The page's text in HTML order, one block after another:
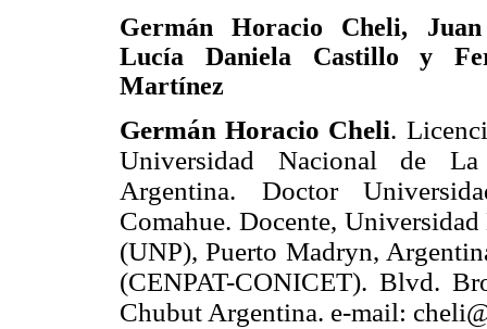
Germán Horacio Cheli,
Lucía Daniela Castillo y
Martínez
Germán Horacio Cheli.
Universidad Nacional de
Argentina. Doctor
Comahue. Docente,
(UNP), Puerto Madryn,
(CENPAT-CONICET). Blvd.
Chubut Argentina. e-mail: